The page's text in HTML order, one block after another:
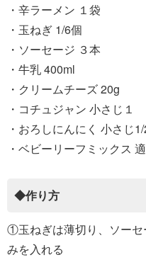
・辛ラーメン １袋
・玉ねぎ 1/6個
・ソーセージ ３本
・牛乳 400ml
・クリームチーズ 20g
・コチュジャン 小さじ１
・おろしにんにく 小さじ
・ベビーリーフミックス
◆作り方
①玉ねぎは薄切り、ソーセ
みを入れる